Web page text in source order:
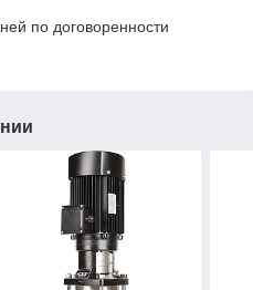
по договоренности